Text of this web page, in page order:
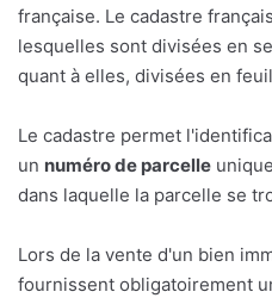
française. Le cadastre
lesquelles sont divisées en
quant à elles, divisées en
Le cadastre permet
un numéro de parcelle
dans laquelle la parcelle se
Lors de la vente d'un bien
fournissent obligatoirement